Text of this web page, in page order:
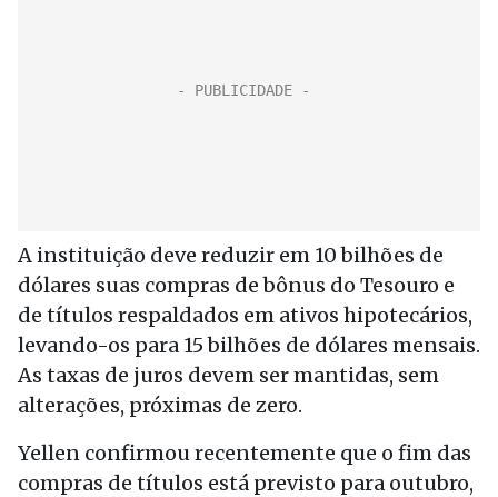
A instituição deve reduzir em 10 bilhões de
dólares suas compras de bônus do Tesouro e
de títulos respaldados em ativos hipotecários,
levando-os para 15 bilhões de dólares mensais.
As taxas de juros devem ser mantidas, sem
alterações, próximas de zero.
Yellen confirmou recentemente que o fim das
compras de títulos está previsto para outubro,